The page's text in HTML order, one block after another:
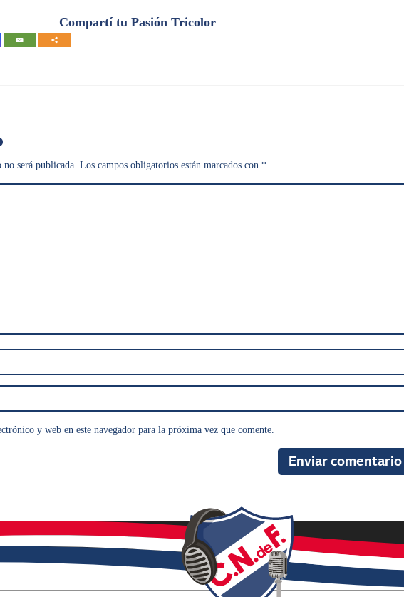
Compartí tu Pasión Tricolor
será publicada. Los campos obligatorios están marcados con *
y web en este navegador para la próxima vez que comente.